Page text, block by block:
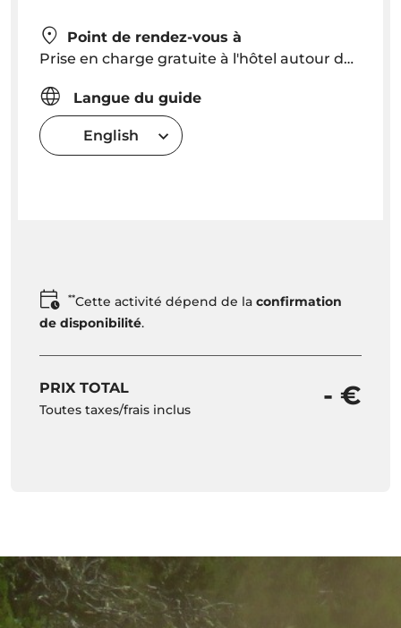
Point de rendez-vous à
Prise en charge gratuite à l'hôtel autour de Funchal 8h30 heure de Caniço 8h00 - Heure de prise en charge exacte en fonction de la localisation de l'hôtel
Langue du guide
English
**Cette activité dépend de la confirmation
de disponibilité.
PRIX TOTAL
Toutes taxes/frais inclus - €